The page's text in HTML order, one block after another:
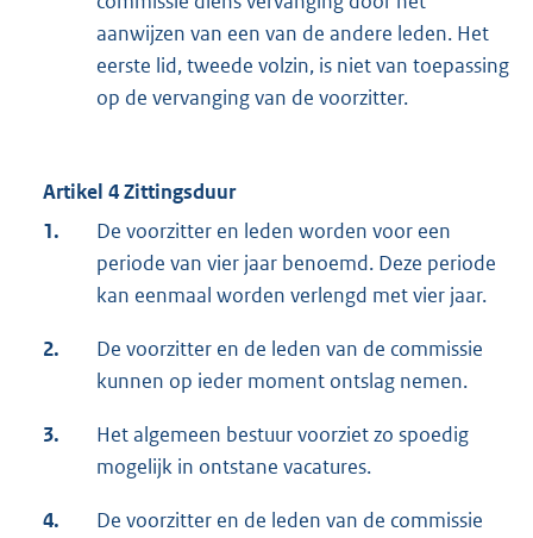
aanwijzen van een van de andere leden. Het
eerste lid, tweede volzin, is niet van toepassing
op de vervanging van de voorzitter.
Artikel 4 Zittingsduur
1.
De voorzitter en leden worden voor een
periode van vier jaar benoemd. Deze periode
kan eenmaal worden verlengd met vier jaar.
2.
De voorzitter en de leden van de commissie
kunnen op ieder moment ontslag nemen.
3.
Het algemeen bestuur voorziet zo spoedig
mogelijk in ontstane vacatures.
4.
De voorzitter en de leden van de commissie